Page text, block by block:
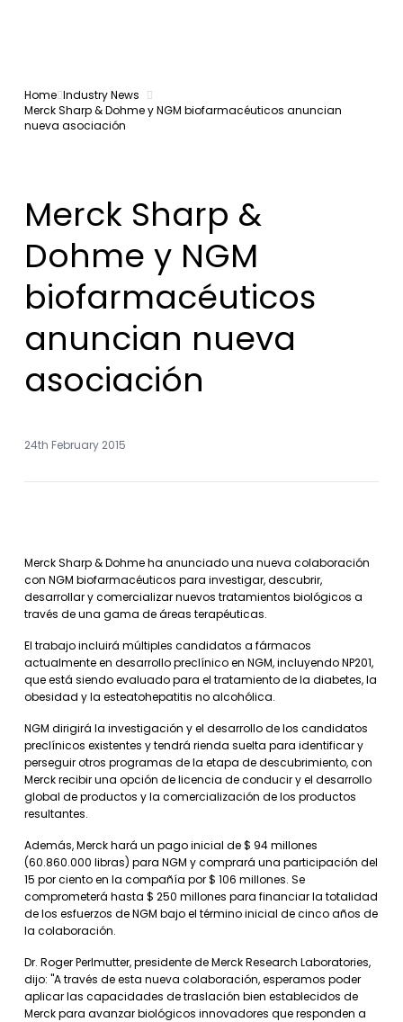
Home Industry News
Merck Sharp & Dohme y NGM biofarmacéuticos anuncian
nueva asociación
Merck Sharp &
Dohme y NGM
biofarmacéuticos
anuncian nueva
asociación
24th February 2015
Merck Sharp & Dohme ha anunciado una nueva colaboración
con NGM biofarmacéuticos para investigar, descubrir,
desarrollar y comercializar nuevos tratamientos biológicos a
través de una gama de áreas terapéuticas.
El trabajo incluirá múltiples candidatos a fármacos
actualmente en desarrollo preclínico en NGM, incluyendo NP201,
que está siendo evaluado para el tratamiento de la diabetes, la
obesidad y la esteatohepatitis no alcohólica.
NGM dirigirá la investigación y el desarrollo de los candidatos
preclínicos existentes y tendrá rienda suelta para identificar y
perseguir otros programas de la etapa de descubrimiento, con
Merck recibir una opción de licencia de conducir y el desarrollo
global de productos y la comercialización de los productos
resultantes.
Además, Merck hará un pago inicial de $ 94 millones
(60.860.000 libras) para NGM y comprará una participación del
15 por ciento en la compañía por $ 106 millones. Se
comprometerá hasta $ 250 millones para financiar la totalidad
de los esfuerzos de NGM bajo el término inicial de cinco años de
la colaboración.
Dr. Roger Perlmutter, presidente de Merck Research Laboratories,
dijo: "A través de esta nueva colaboración, esperamos poder
aplicar las capacidades de traslación bien establecidos de
Merck para avanzar biológicos innovadores que responden a